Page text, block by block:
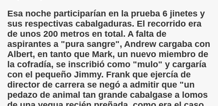
Esa noche participarían en la prueba 6 jinetes y
sus respectivas cabalgaduras. El recorrido era
de unos 200 metros en total. A falta de
aspirantes a "pura sangre", Andrew cargaba con
Albert, en tanto que Mark, un nuevo miembro de
la cofradía, se inscribió como "mulo" y cargaría
con el pequeño Jimmy. Frank que ejercía de
director de carrera se negó a admitir que "un
pedazo de animal tan grande cabalgase a lomos
Elissalde)
1ª Escuela de Ciegos Que Hubo en España (Jesús
06-09 (Pedro Zurita)